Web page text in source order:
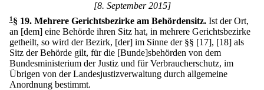
[8. September 2015]
1 § 19. Mehrere Gerichtsbezirke am Behördensitz. Ist der Ort,
an [dem] eine Behörde ihren Sitz hat, in mehrere Gerichtsbezirke
getheilt, so wird der Bezirk, [der] im Sinne der §§ [17], [18] als
Sitz der Behörde gilt, für die [Bunde]sbehörden von dem
Bundesministerium der Justiz und für Verbraucherschutz, im
Übrigen von der Landesjustizverwaltung durch allgemeine
Anordnung bestimmt.